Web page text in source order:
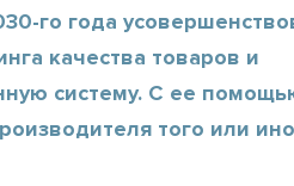
го года
качества товаров и
систему. С ее
того или